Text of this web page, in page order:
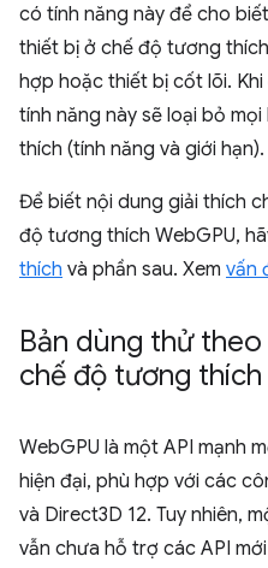
có tính năng này để cho
thiết bị ở chế độ tương
hợp hoặc thiết bị cốt lõi.
tính năng này sẽ loại bỏ
thích (tính năng và giới hạn).
Để biết nội dung giải thích
độ tương thích WebGPU,
thích và phần sau. Xem vấn
Bản dùng thử
chế độ tương thích
WebGPU là một API mạnh
hiện đại, phù hợp với các
và Direct3D 12. Tuy nhiên,
vẫn chưa hỗ trợ các API